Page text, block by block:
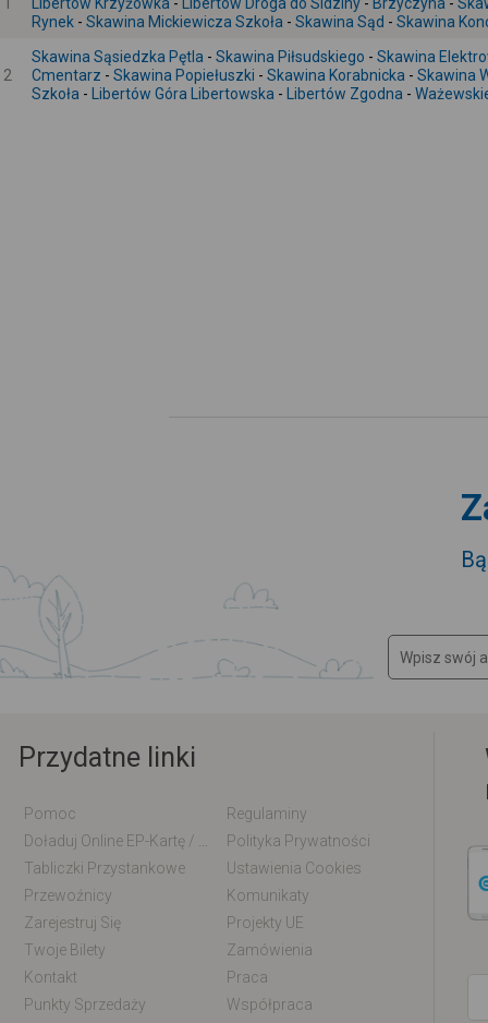
Rynek - Skawina Mickiewicza Szkoła - Skawina Sąd - Skawina
2
Skawina Sąsiedzka Pętla - Skawina Piłsudskiego - Skawina
Cmentarz - Skawina Popiełuszki - Skawina Korabnicka - Skawina
Szkoła - Libertów Góra Libertowska - Libertów Zgodna -
Przydatne linki
Pomoc
Regulaminy
Polityka Prywatności
Tabliczki Przystankowe
Ustawienia Cookies
Przewoźnicy
Komunikaty
Zarejestruj Się
Projekty UE
Twoje Bilety
Zamówienia
Kontakt
Praca
Punkty Sprzedaży
Współpraca